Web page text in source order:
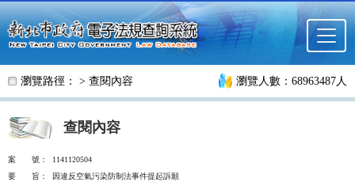
跳至主要內容
瀏覽路徑： > 查閱內容 瀏覽人數：68963487人
查閱內容
案 號：
1141120504
要
旨：
因違反空氣污染防制法事件提起訴願